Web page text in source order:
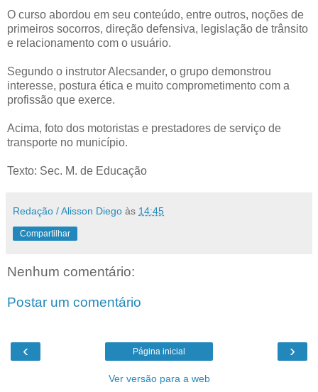
O curso abordou em seu conteúdo, entre outros, noções de
primeiros socorros, direção defensiva, legislação de trânsito
e relacionamento com o usuário.
Segundo o instrutor Alecsander, o grupo demonstrou
interesse, postura ética e muito comprometimento com a
profissão que exerce.
Acima, foto dos motoristas e prestadores de serviço de
transporte no município.
Texto: Sec. M. de Educação
Redação / Alisson Diego às 14:45
Compartilhar
Nenhum comentário:
Postar um comentário
‹ ›
Página inicial
Ver versão para a web